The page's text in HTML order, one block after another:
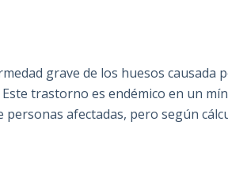
grave de los huesos causada
trastorno es endémico en un
personas afectadas, pero según